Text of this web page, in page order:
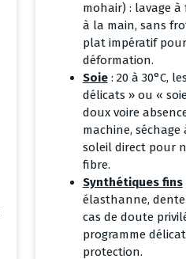
mohair) : lavage à
à la main, sans
plat impératif
déformation.
Soie: 20 à 30°C,
délicats » ou «
doux voire
machine,
soleil direct pour
fibre.
Synthétiques fins
élasthanne,
cas de doute
programme
protection.